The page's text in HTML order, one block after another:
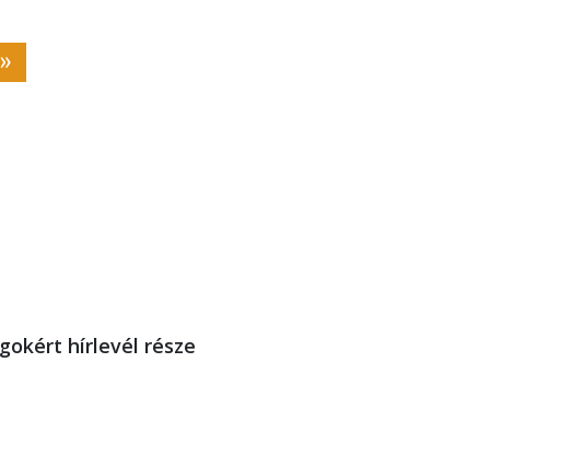
hírlevél része